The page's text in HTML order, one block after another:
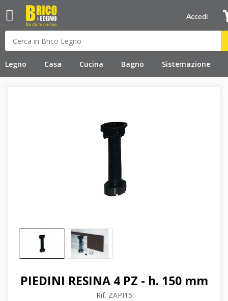
Legno Casa Cucina Bagno Sistemazione
Accedi
PIEDINI RESINA 4 PZ - h. 150 mm
Rif. ZAPI15